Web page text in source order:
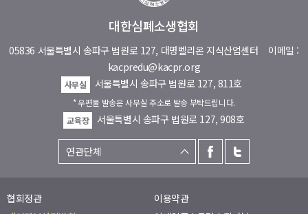
대한심폐소생협회
05836 서울특별시 송파구 법원로 127, 대명벨리온 지식산업센터 이메일 :
kacpredu@kacpr.org
사무실 서울특별시 송파구 법원로 127, 811호
* 우편물 발송은 사무실 주소로 발송 부탁드립니다.
교육장
서울특별시 송파구 법원로 127, 908호
협회정관
이용약관